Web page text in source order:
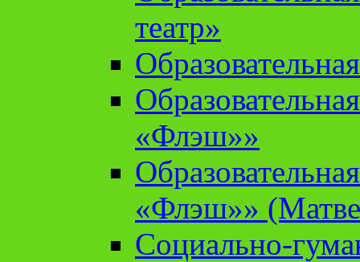
театр»
«Флэш»»
«Флэш»»
Социально-